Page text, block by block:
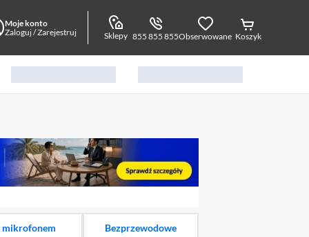
Moje konto
Zaloguj / Zarejestruj
Sklepy 855 855 855Obserwowane Koszyk
element 1 z 12
mikrofonem Bezprzewodowe